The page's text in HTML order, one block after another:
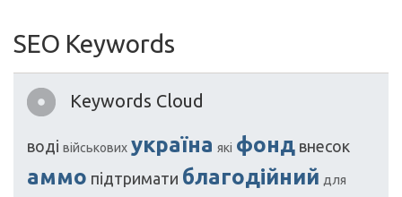
SEO Keywords
Keywords Cloud
воді військових україна які фонд внесок
аммо підтримати благодійний для